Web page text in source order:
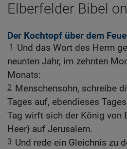
Elberfelder Bibel
Der Kochtopf über dem
1
Und das Wort des Herrn
neunten Jahr, im zehnten
Monats:
2 Menschensohn, schreibe
Tages auf, ebendieses
Tag wirft sich der König von
Heer} auf Jerusalem.
3 Und rede ein Gleichnis zu